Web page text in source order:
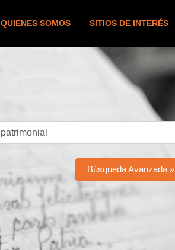
QUIENES SOMOS SITIOS DE INTERÉS
Búsqueda Avanzada »